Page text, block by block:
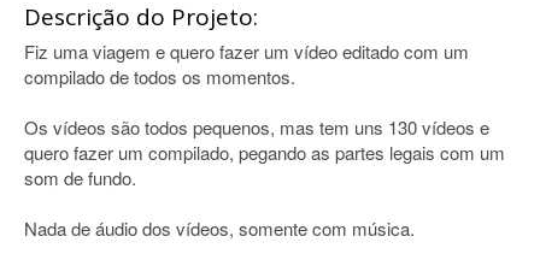
Descrição do Projeto:
Fiz uma viagem e quero fazer um vídeo editado com um
compilado de todos os momentos.
Os vídeos são todos pequenos, mas tem uns 130 vídeos e
quero fazer um compilado, pegando as partes legais com um
som de fundo.
Nada de áudio dos vídeos, somente com música.